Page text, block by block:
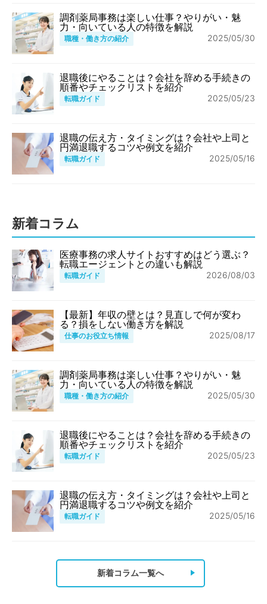
調剤薬局事務は楽しい仕事？やりがい・魅
力・向いている人の特徴を解説
職種・働き方の紹介 2025/05/30
退職後にやることは？会社を辞める手続きの
順番やチェックリストを紹介
転職ガイド 2025/05/23
退職の伝え方・タイミングは？会社や上司と
円満退職するコツや例文を紹介
転職ガイド 2025/05/16
新着コラム
医療事務の求人サイトおすすめはどう選ぶ？
転職エージェントとの違いも解説
転職ガイド 2026/08/03
【最新】年収の壁とは？見直しで何が変わ
る？損をしない働き方を解説
仕事のお役立ち情報 2025/08/17
調剤薬局事務は楽しい仕事？やりがい・魅
力・向いている人の特徴を解説
職種・働き方の紹介 2025/05/30
退職後にやることは？会社を辞める手続きの
順番やチェックリストを紹介
転職ガイド 2025/05/23
退職の伝え方・タイミングは？会社や上司と
円満退職するコツや例文を紹介
転職ガイド 2025/05/16
新着コラム一覧へ